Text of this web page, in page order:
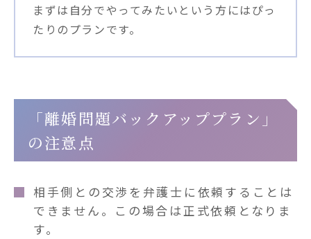
まずは自分でやってみたいという方にはぴっ
たりのプランです。
「離婚問題バックアッププラン」
の注意点
相手側との交渉を弁護士に依頼することは
できません。この場合は正式依頼となりま
す。